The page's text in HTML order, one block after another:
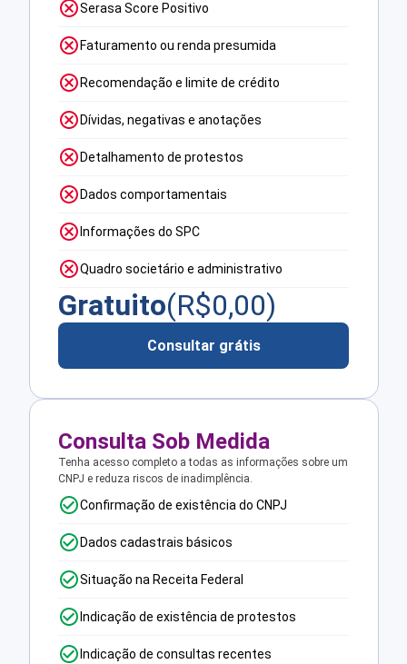
Serasa Score Positivo
Faturamento ou renda presumida
Recomendação e limite de crédito
Dívidas, negativas e anotações
Detalhamento de protestos
Dados comportamentais
Informações do SPC
Quadro societário e administrativo
Gratuito(R$0,00)
Consultar grátis
Consulta Sob Medida
Tenha acesso completo a todas as informações sobre um
CNPJ e reduza riscos de inadimplência.
Confirmação de existência do CNPJ
Dados cadastrais básicos
Situação na Receita Federal
Indicação de existência de protestos
Indicação de consultas recentes